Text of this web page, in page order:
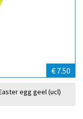
€ 7.50
egg geel (ucl)